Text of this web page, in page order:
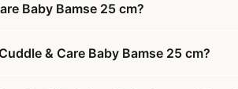
Baby Bamse 25 cm?
& Care Baby Bamse 25 cm?